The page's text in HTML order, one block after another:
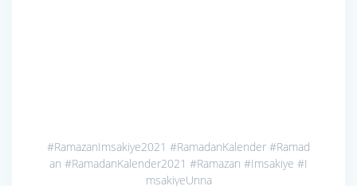
#RamazanImsakiye2021 #RamadanKalender #Ramad
an #RamadanKalender2021 #Ramazan #Imsakiye #I
msakiyeUnna